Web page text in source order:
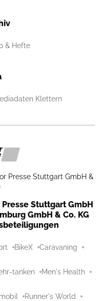
& Hefte
Klettern
Presse Stuttgart GmbH &
Stuttgart GmbH
GmbH & Co. KG
BikeX Caravaning
tanken Men's Health
Runner's World